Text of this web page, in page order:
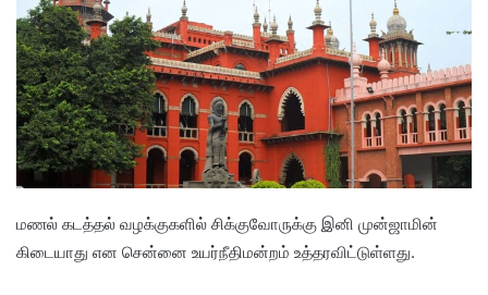
மணல் கடத்தல் வழக்குகளில் சிக்குவோருக்கு இனி முன்ஜாமின்
கிடையாது என சென்னை உயர்நீதிமன்றம் உத்தரவிட்டுள்ளது.